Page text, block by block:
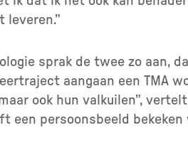
leveren.”
sprak de twee zo aan,
aangaan een TMA
ook hun valkuilen”,
een persoonsbeeld